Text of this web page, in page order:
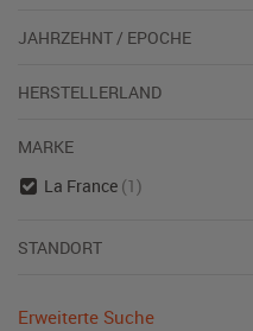
JAHRZEHNT / EPOCHE
HERSTELLERLAND
MARKE
La France (1)
STANDORT
Erweiterte Suche